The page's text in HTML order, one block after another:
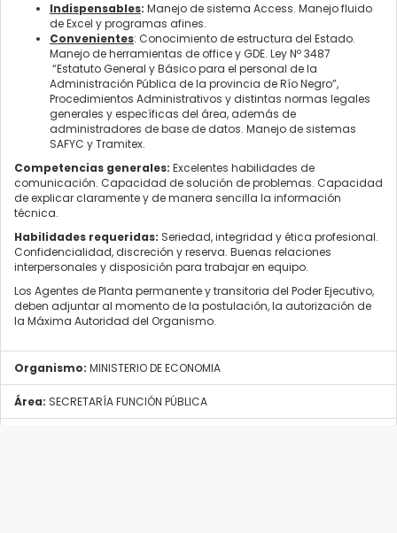
Indispensables: Manejo de sistema Access. Manejo fluido
de Excel y programas afines.
Convenientes: Conocimiento de estructura del Estado.
Manejo de herramientas de office y GDE. Ley Nº 3487
“Estatuto General y Básico para el personal de la
Administración Pública de la provincia de Río Negro”,
Procedimientos Administrativos y distintas normas legales
generales y específicas del área, además de
administradores de base de datos. Manejo de sistemas
SAFYC y Tramitex.
Competencias generales: Excelentes habilidades de
comunicación. Capacidad de solución de problemas. Capacidad
de explicar claramente y de manera sencilla la información
técnica.
Habilidades requeridas: Seriedad, integridad y ética profesional.
Confidencialidad, discreción y reserva. Buenas relaciones
interpersonales y disposición para trabajar en equipo.
Los Agentes de Planta permanente y transitoria del Poder Ejecutivo,
deben adjuntar al momento de la postulación, la autorización de
la Máxima Autoridad del Organismo.
Organismo: MINISTERIO DE ECONOMIA
Área: SECRETARÍA FUNCIÓN PÚBLICA